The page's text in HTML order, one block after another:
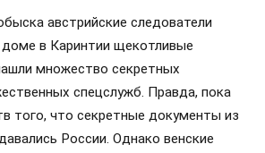
австрийские следователи
доме в Каринтии щекотливые
множество секретных
спецслужб. Правда, пока
того, что секретные документы из
России. Однако венские